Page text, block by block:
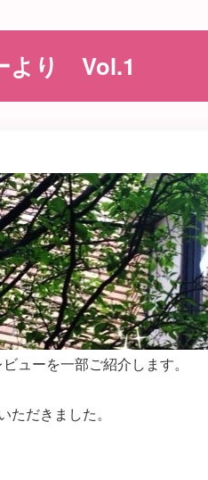
より Vol.1
ューを一部ご紹介します。
だきました。